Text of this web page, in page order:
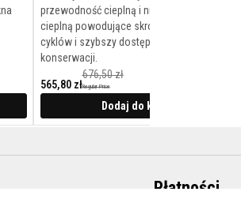
przewodność cieplną i niską pojemność
cieplną powodujące skrócenie czasów
cyklów i szybszy dostęp w przypadku
konserwacji.
565,80 złRegular Price
676,50 zł
Dodaj do koszyka
Płatności